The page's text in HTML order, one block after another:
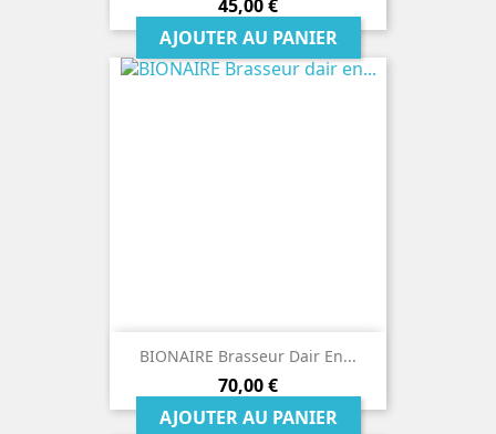
45,00 €
AJOUTER AU PANIER
BIONAIRE Brasseur Dair En...
Prix
70,00 €
AJOUTER AU PANIER